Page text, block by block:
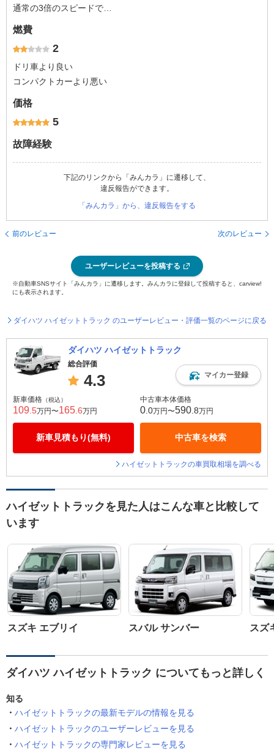
通常の3倍のスピードで…
燃費
2
ドリ車より良い
コンパクトカーより悪い
価格
5
故障経験
下記のリンクから「みんカラ」に遷移して、
違反報告ができます。
「みんカラ」から、違反報告をする
前のレビュー 次のレビュー
ユーザーレビューを投稿する
※自動車SNSサイト「みんカラ」に遷移します。みんカラに登録して投稿すると、carview!
にも表示されます。
ダイハツ ハイゼットトラック のユーザーレビュー・評価一覧のページに戻る
ダイハツ ハイゼットトラック
総合評価
4.3 マイカー登録
新車価格 （税込）
109 .5万円〜165 .6万円
新車見積もり(無料)
中古車本体価格
0 .0万円〜590 .8万円
中古車を検索
ハイゼットトラックの車買取相場を調べる
ハイゼットトラックを見た人はこんな車と比較して
います
スズキ エブリイ スバル サンバー スズ
ダイハツ ハイゼットトラック についてもっと詳しく
知る
ハイゼットトラックの最新モデルの情報を見る
ハイゼットトラックのユーザーレビューを見る
ハイゼットトラックの専門家レビューを見る